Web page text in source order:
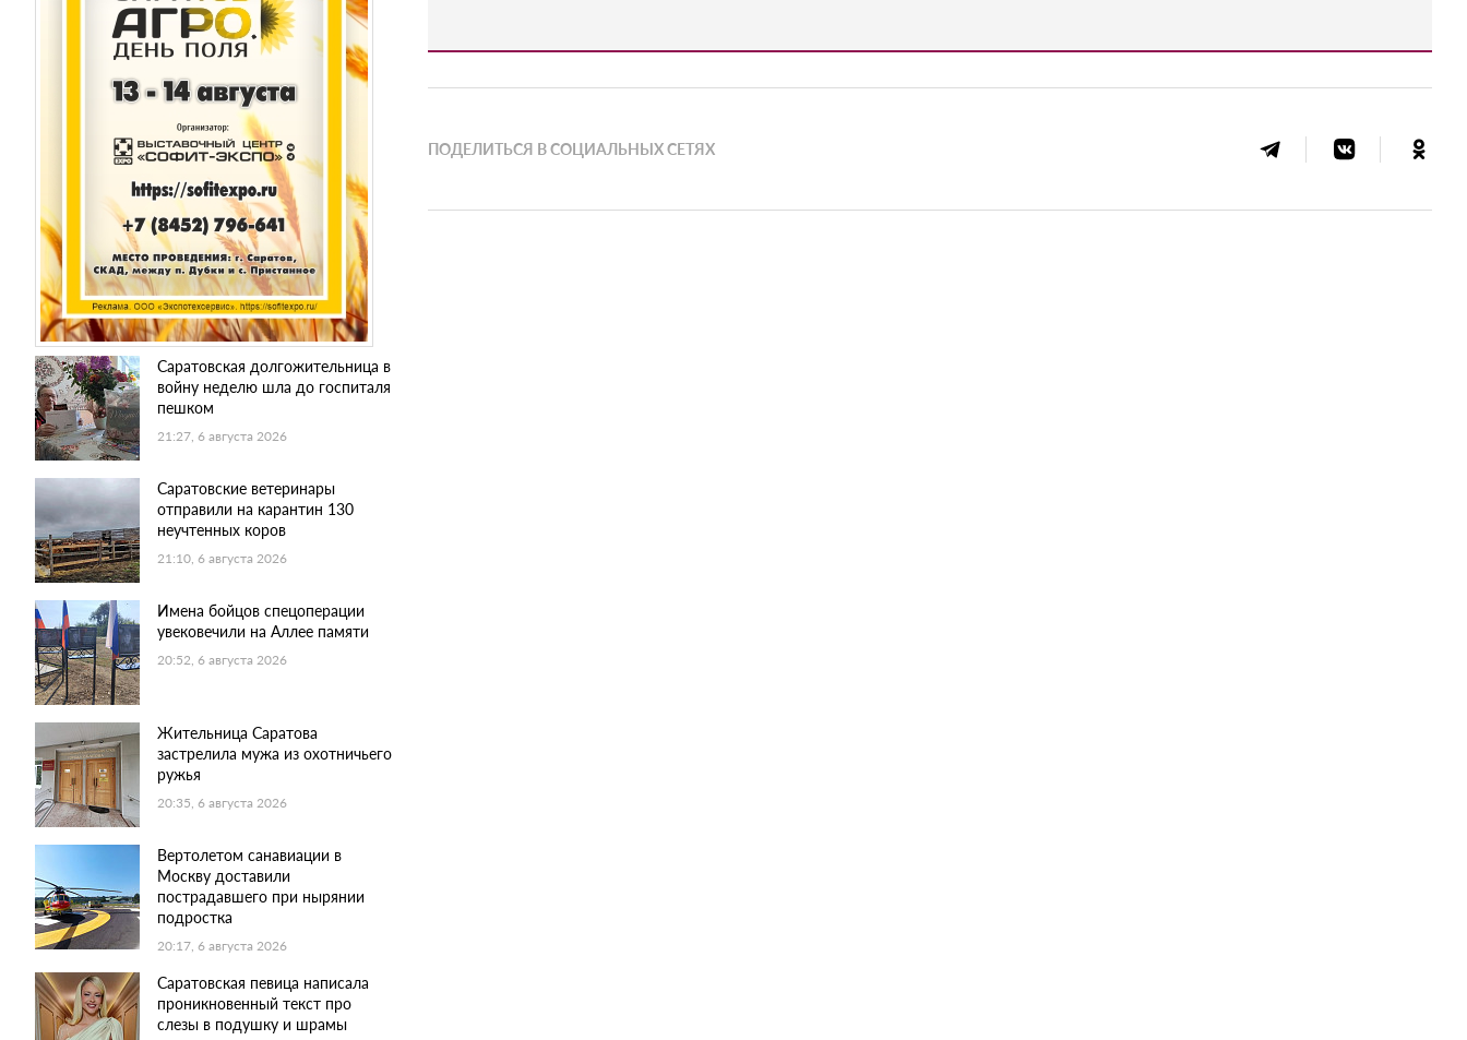
Саратовская долгожительница в
войну неделю шла до госпиталя
пешком
21:27, 6 августа 2026
Саратовские ветеринары
отправили на карантин 130
неучтенных коров
21:10, 6 августа 2026
Имена бойцов спецоперации
увековечили на Аллее памяти
20:52, 6 августа 2026
Жительница Саратова
застрелила мужа из охотничьего
ружья
20:35, 6 августа 2026
Вертолетом санавиации в
Москву доставили
пострадавшего при нырянии
подростка
20:17, 6 августа 2026
Саратовская певица написала
проникновенный текст про
слезы в подушку и шрамы
ПОДЕЛИТЬСЯ В СОЦИАЛЬНЫХ СЕТЯХ